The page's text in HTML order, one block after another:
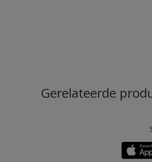
Gerelateerde